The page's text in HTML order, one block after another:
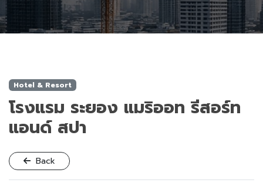
Hotel & Resort
โรงแรม ระยอง แมริออท รีสอร์ท
แอนด์ สปา
Back